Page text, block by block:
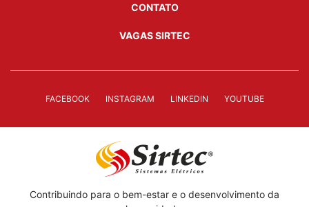
CONTATO
VAGAS SIRTEC
FACEBOOK INSTAGRAM LINKEDIN YOUTUBE
Contribuindo para o bem-estar e o desenvolvimento da